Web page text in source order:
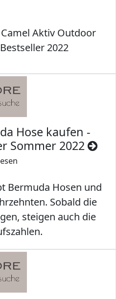
Aktiv Outdoor
2022
Hose kaufen -
Sommer 2022
Bermuda Hosen und
Sobald die
steigen auch die